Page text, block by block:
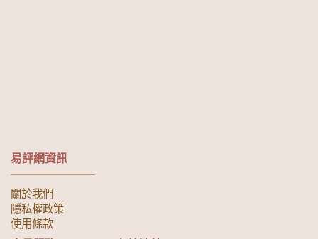
易評網資訊
關於我們
隱私權政策
使用條款